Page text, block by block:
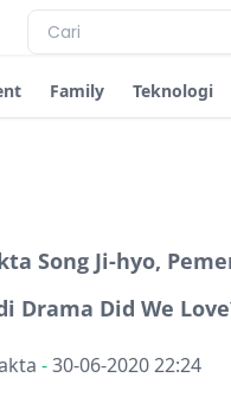
Family Teknologi
Song Ji-hyo,
Drama Did We
-30-06-2020 22:24